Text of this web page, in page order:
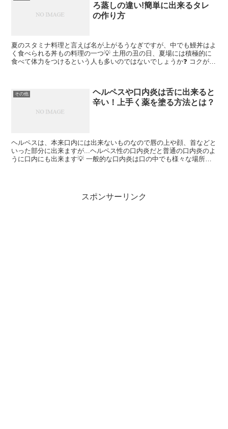
ろ蒸しの違い!簡単に出来るタレ
の作り方
夏のスタミナ料理と言えば名が上がるうなぎですが、中でも鰻丼はよ
く食べられる丼もの料理の一つ💡 土用の丑の日、夏場には積極的に
食べて体力をつけるという人も多いのではないでしょうか❓ コクがあ
その他
ヘルペスや口内炎は舌に出来ると
辛い！上手く薬を塗る方法とは？
ヘルペスは、本来口内には出来ないものなので唇の上や顔、首などと
いった部分に出来ますが...ヘルペス性の口内炎だと普通の口内炎のよ
うに口内にも出来ます💡 一般的な口内炎は口の中でも様々な場所に
スポンサーリンク